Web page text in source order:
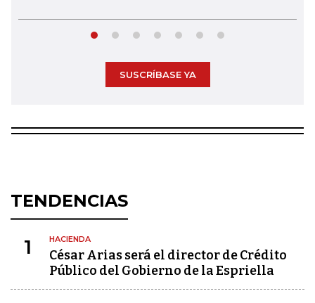
SUSCRÍBASE YA
TENDENCIAS
1 HACIENDA
César Arias será el director de Crédito
Público del Gobierno de la Espriella